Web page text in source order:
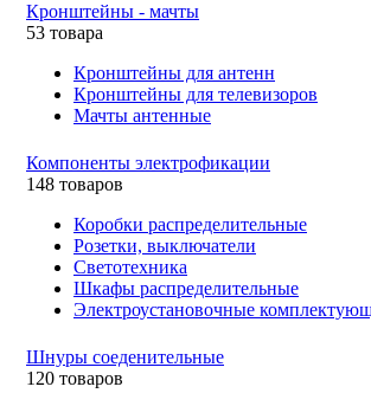
Кронштейны - мачты
53 товара
Кронштейны для антенн
Кронштейны для телевизоров
Мачты антенные
Компоненты электрофикации
148 товаров
Коробки распределительные
Розетки, выключатели
Светотехника
Шкафы распределительные
Электроустановочные
Шнуры соеденительные
120 товаров